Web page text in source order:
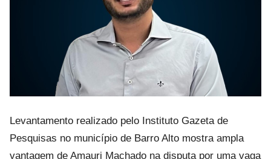
Levantamento realizado pelo Instituto Gazeta de
Pesquisas no município de Barro Alto mostra ampla
vantagem de Amauri Machado na disputa por uma vaga